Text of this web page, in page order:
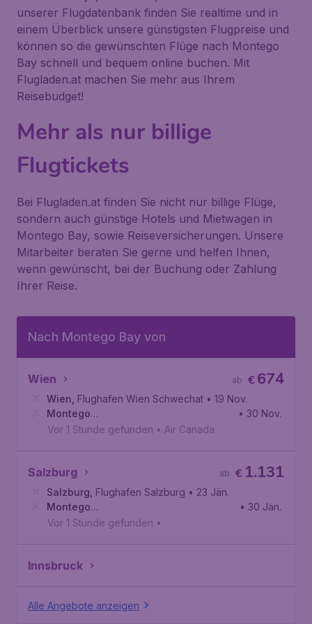
unserer Flugdatenbank finden Sie realtime und in
einem Überblick unsere günstigsten Flugpreise und
können so die gewünschten Flüge nach Montego
Bay schnell und bequem online buchen. Mit
Flugladen.at machen Sie mehr aus Ihrem
Reisebudget!
Mehr als nur billige
Flugtickets
Bei Flugladen.at finden Sie nicht nur billige Flüge,
sondern auch günstige Hotels und Mietwagen in
Montego Bay, sowie Reiseversicherungen. Unsere
Mitarbeiter beraten Sie gerne und helfen Ihnen,
wenn gewünscht, bei der Buchung oder Zahlung
Ihrer Reise.
Nach Montego Bay von
Wien €674
ab
Wien Flughafen Wien Schwechat • 19 Nov.
Montego
Bay , Internationaler Flughafen Sangster
• 30 Nov.
Vor 1 Stunde gefunden • Air Canada
Salzburg € 1.131
ab
Salzburg Flughafen Salzburg • 23 Jän.
Montego
Bay , Internationaler Flughafen Sangster
• 30 Jän.
Vor 1 Stunde gefunden •
Innsbruck
Alle Angebote anzeigen